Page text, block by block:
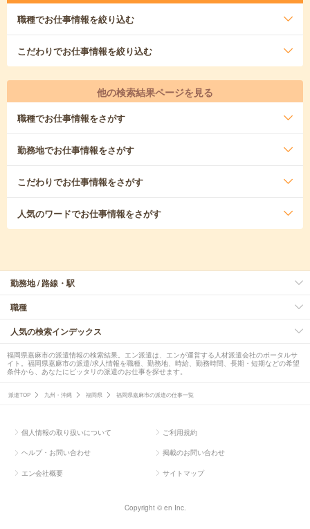
職種でお仕事情報を絞り込む
こだわりでお仕事情報を絞り込む
他の検索結果ページを見る
職種でお仕事情報をさがす
勤務地でお仕事情報をさがす
こだわりでお仕事情報をさがす
人気のワードでお仕事情報をさがす
勤務地 / 路線・駅
職種
人気の検索インデックス
福岡県嘉麻市の派遣情報の検索結果。エン派遣は、エンが運営する人材派遣会社のポータルサ
イト。福岡県嘉麻市の派遣/求人情報を職種、勤務地、時給、勤務時間、長期・短期などの希望
条件から、あなたにピッタリの派遣のお仕事を探せます。
派遣TOP 九州・沖縄 福岡県 福岡県嘉麻市の派遣の仕事一覧
個人情報の取り扱いについて ご利用規約
ヘルプ・お問い合わせ 掲載のお問い合わせ
エン会社概要 サイトマップ
Copyright © en Inc.